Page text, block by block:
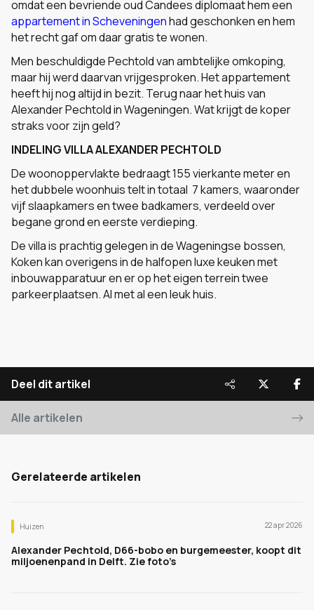
omdat een bevriende oud Candees diplomaat hem een
appartement in Scheveningenhad geschonken en hem
het recht gaf om daar gratis te wonen.
Men beschuldigde Pechtold van ambtelijke omkoping,
maar hij werd daarvan vrijgesproken. Het appartement
heeft hij nog altijd in bezit. Terug naar het huis van
Alexander Pechtold in Wageningen. Wat krijgt de koper
straks voor zijn geld?
INDELING VILLA ALEXANDER PECHTOLD
De woonoppervlakte bedraagt 155 vierkante meter en
het dubbele woonhuis telt in totaal 7 kamers, waaronder
vijf slaapkamers en twee badkamers, verdeeld over
begane grond en eerste verdieping.
De villa is prachtig gelegen in de Wageningse bossen,
Koken kan overigens in de halfopen luxe keuken met
inbouwapparatuur en er op het eigen terrein twee
parkeerplaatsen. Al met al een leuk huis.
Deel dit artikel
Alle artikelen
Gerelateerde artikelen
Huizen 22 apr 2026
Alexander Pechtold, D66-bobo en burgemeester, koopt dit
miljoenenpand in Delft. Zie foto’s